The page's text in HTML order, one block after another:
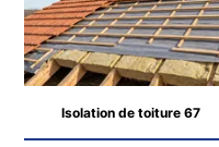
Isolation de toiture 67